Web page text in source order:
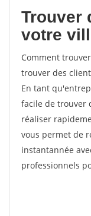
Trouver
votre
Comment
trouver des
En tant
facile de trouver
réaliser
vous permet de
instantannée
professionnels